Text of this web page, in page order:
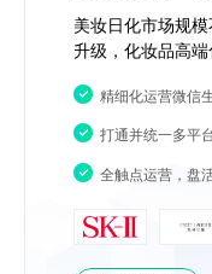
美妆日化市场规
升级，化妆品高端
精细化运营微信
打通并统一多平
全触点运营，盘